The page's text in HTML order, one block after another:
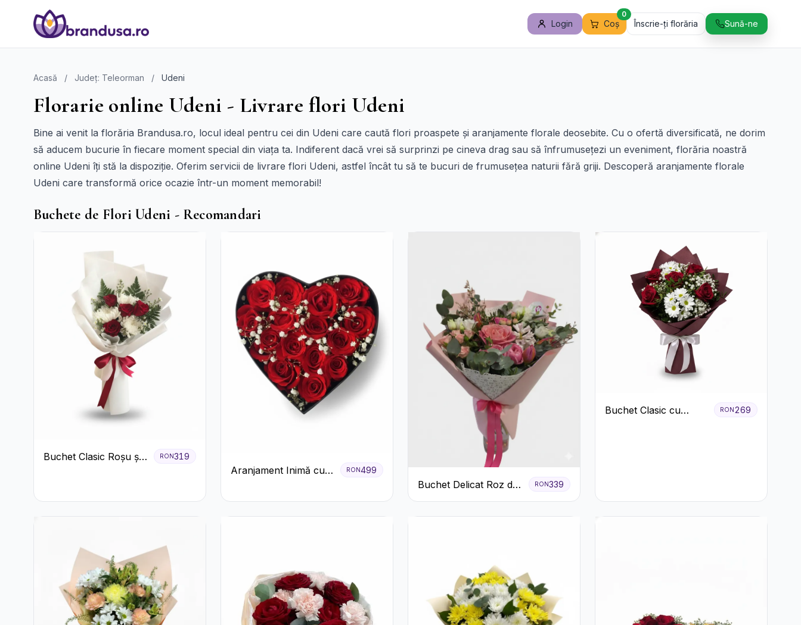
Login Coș
0
Înscrie-ți florăria Sună-ne
Acasă / Județ: Teleorman / Udeni
Florarie online Udeni - Livrare flori Udeni
Bine ai venit la florăria Brandusa.ro, locul ideal pentru cei din Udeni care caută flori proaspete și aranjamente florale deosebite. Cu o ofertă diversificată, ne dorim
să aducem bucurie în fiecare moment special din viața ta. Indiferent dacă vrei să surprinzi pe cineva drag sau să înfrumusețezi un eveniment, florăria noastră
online Udeni îți stă la dispoziție. Oferim servicii de livrare flori Udeni, astfel încât tu să te bucuri de frumusețea naturii fără griji. Descoperă aranjamente florale
Udeni care transformă orice ocazie într-un moment memorabil!
Buchete de Flori Udeni - Recomandari
Buchet Clasic Roșu și
RON319
Aranjament Inimă cu
Floarea Miresei
RON499
Buchet Delicat Roz de
primăvară
RON339
Buchet Clasic cu
RON 269